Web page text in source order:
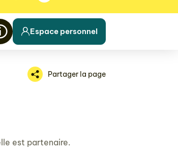
Espace personnel
Partager la page
est partenaire.